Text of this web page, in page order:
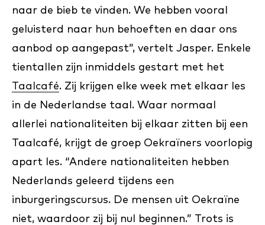
naar de bieb te vinden. We hebben vooral
geluisterd naar hun behoeften en daar ons
aanbod op aangepast”, vertelt Jasper. Enkele
tientallen zijn inmiddels gestart met het
Taalcafé. Zij krijgen elke week met elkaar les
in de Nederlandse taal. Waar normaal
allerlei nationaliteiten bij elkaar zitten bij een
Taalcafé, krijgt de groep Oekraïners voorlopig
apart les. “Andere nationaliteiten hebben
Nederlands geleerd tijdens een
inburgeringscursus. De mensen uit Oekraïne
niet, waardoor zij bij nul beginnen.” Trots is